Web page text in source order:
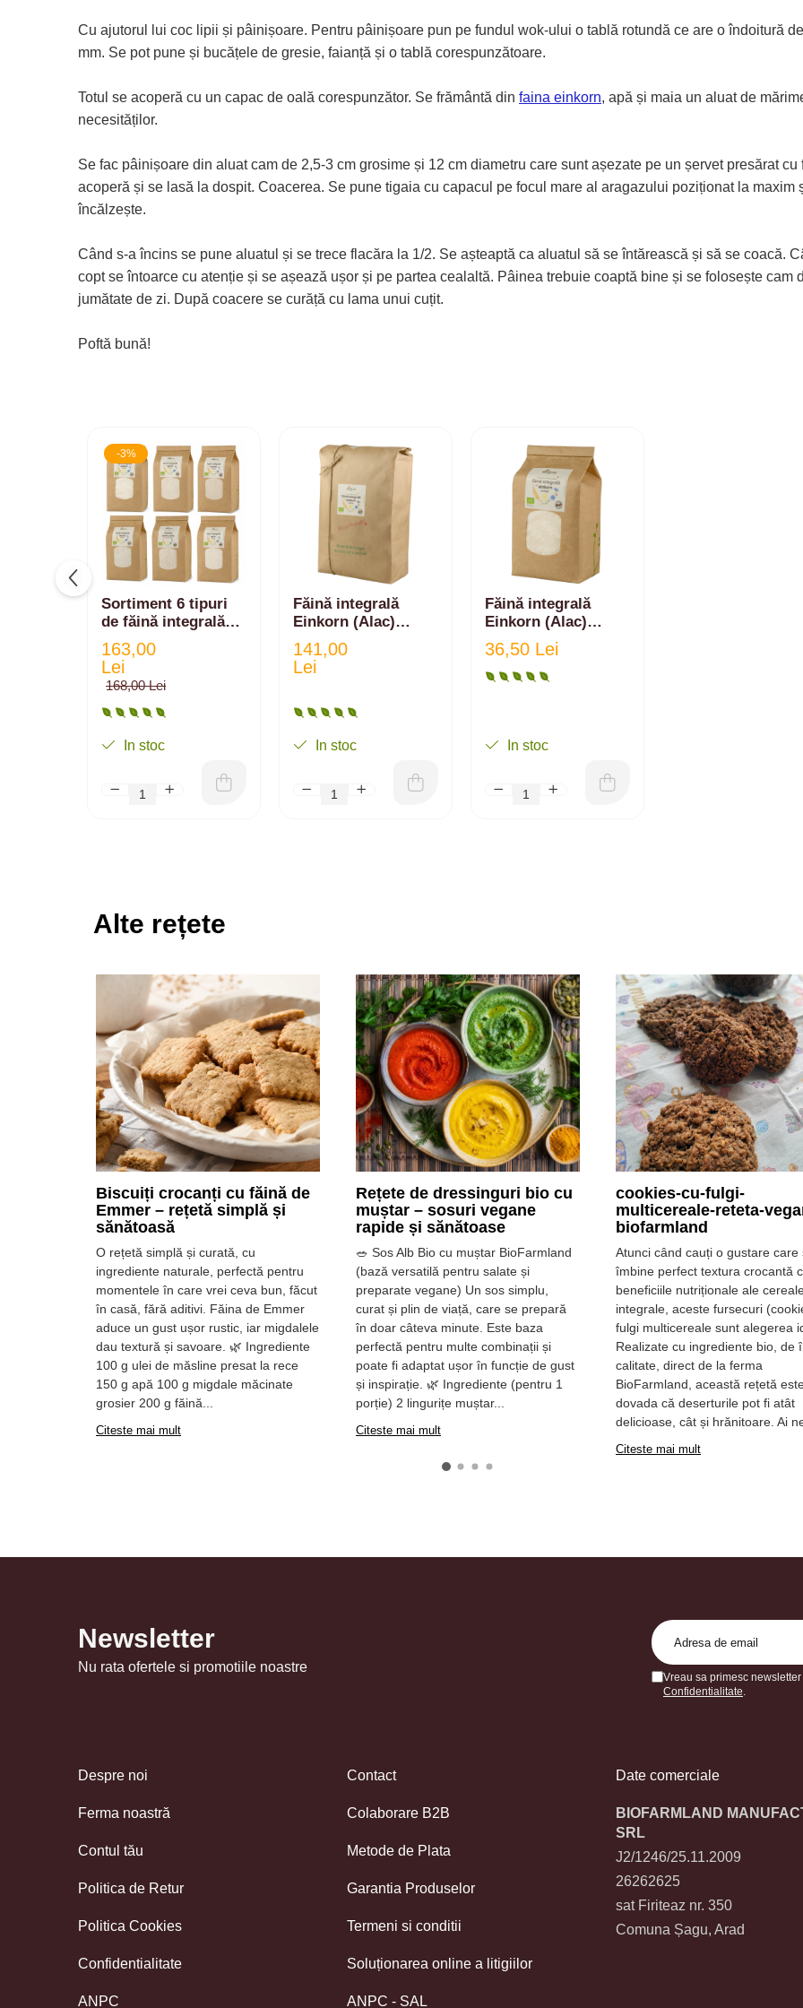
Cu ajutorul lui coc lipii și pâinișoare. Pentru pâinișoare pun pe fundul wok-ului o tablă rotundă ce are o îndoitură
mm. Se pot pune și bucățele de gresie, faianță și o tablă corespunzătoare.
Totul se acoperă cu un capac de oală corespunzător. Se frământă din faina einkorn, apă și maia un aluat de
necesităților.
Se fac pâinișoare din aluat cam de 2,5-3 cm grosime și 12 cm diametru care sunt așezate pe un șervet presărat cu
acoperă și se lasă la dospit. Coacerea. Se pune tigaia cu capacul pe focul mare al aragazului poziționat la maxim
încălzește.
Când s-a încins se pune aluatul și se trece flacăra la 1/2. Se așteaptă ca aluatul să se întărească și să se coacă.
copt se întoarce cu atenție și se așează ușor și pe partea cealaltă. Pâinea trebuie coaptă bine și se folosește cam
jumătate de zi. După coacere se curăță cu lama unui cuțit.
Poftă bună!
-3%
Sortiment 6 tipuri
de făină integrală
ecologică din:
Einkorn, Spelta,
Emmer, Secară,
Grâu, amestec | 6
kg
168,00 Lei
163,00
Lei
In stoc
Făină integrală
Einkorn (Alac)
ecologică - 5kg
141,00
Lei
In stoc
Făină integrală
Einkorn (Alac)
ecologică - 1kg
36,50 Lei
In stoc
Alte rețete
Biscuiți crocanți cu făină de
Emmer – rețetă simplă și
sănătoasă
O rețetă simplă și curată, cu
ingrediente naturale, perfectă pentru
momentele în care vrei ceva bun, făcut
în casă, fără aditivi. Făina de Emmer
aduce un gust ușor rustic, iar migdalele
dau textură și savoare. 🌿 Ingrediente
100 g ulei de măsline presat la rece
150 g apă 100 g migdale măcinate
grosier 200 g făină...
Citeste mai mult
Rețete de dressinguri bio cu
muștar – sosuri vegane
rapide și sănătoase
🥗 Sos Alb Bio cu muștar BioFarmland
(bază versatilă pentru salate și
preparate vegane) Un sos simplu,
curat și plin de viață, care se prepară
în doar câteva minute. Este baza
perfectă pentru multe combinații și
poate fi adaptat ușor în funcție de gust
și inspirație. 🌿 Ingrediente (pentru 1
porție) 2 lingurițe muștar...
Citeste mai mult
cookies-cu-fulgi-
multicereale-reteta-
biofarmland
Atunci când cauți o gustare care
îmbine perfect textura crocantă
beneficiile nutriționale ale
integrale, aceste fursecuri
fulgi multicereale sunt alegerea
Realizate cu ingrediente bio, de
calitate, direct de la ferma
BioFarmland, această rețetă
dovada că deserturile pot fi atât
delicioase, cât și hrănitoare. Ai
Citeste mai mult
Newsletter
Nu rata ofertele si promotiile noastre
Vreau sa primesc
Confidentialitate.
Despre noi
Ferma noastră
Contul tău
Politica de Retur
Politica Cookies
Confidentialitate
ANPC
Contact
Colaborare B2B
Metode de Plata
Garantia Produselor
Termeni si conditii
Soluționarea online a litigiilor
ANPC - SAL
Date comerciale
BIOFARMLAND
SRL
J2/1246/25.11.2009
26262625
sat Firiteaz nr. 350
Comuna Șagu, Arad